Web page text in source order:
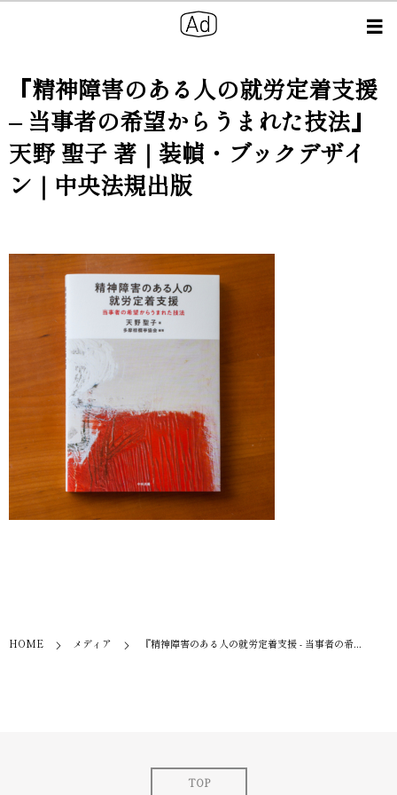
『精神障害のある人の就労定着支援
– 当事者の希望からうまれた技法』
天野 聖子 著｜装幀・ブックデザイ
ン｜中央法規出版
HOME メディア 『精神障害のある人の就労定着支援 - 当事者の希...
TOP